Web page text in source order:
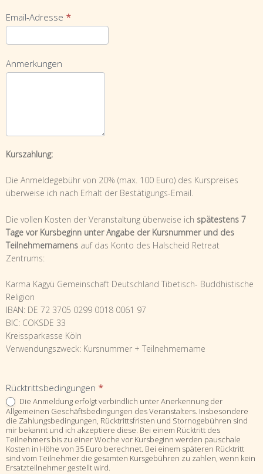
Email-Adresse *
Anmerkungen
Kurszahlung:
Die Anmeldegebühr von 20% (max. 100 Euro) des Kurspreises
überweise ich nach Erhalt der Bestätigungs-Email.
Die vollen Kosten der Veranstaltung überweise ich spätestens 7
Tage vor Kursbeginn unter Angabe der Kursnummer und des
Teilnehmernamens auf das Konto des Halscheid Retreat
Zentrums:
Karma Kagyü Gemeinschaft Deutschland Tibetisch- Buddhistische
Religion
IBAN: DE 72 3705 0299 0018 0061 97
BIC: COKSDE 33
Kreissparkasse Köln
Verwendungszweck: Kursnummer + Teilnehmername
Rücktrittsbedingungen *
Die Anmeldung erfolgt verbindlich unter Anerkennung der
Allgemeinen Geschäftsbedingungen des Veranstalters. Insbesondere
die Zahlungsbedingungen, Rücktrittsfristen und Stornogebühren sind
mir bekannt und ich akzeptiere diese. Bei einem Rücktritt des
Teilnehmers bis zu einer Woche vor Kursbeginn werden pauschale
Kosten in Höhe von 35 Euro berechnet. Bei einem späteren Rücktritt
sind vom Teilnehmer die gesamten Kursgebühren zu zahlen, wenn kein
Ersatzteilnehmer gestellt wird.